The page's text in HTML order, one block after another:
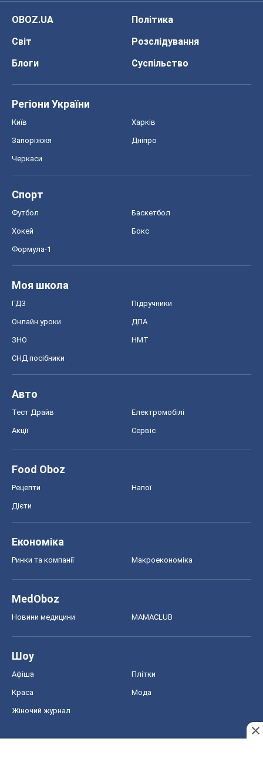
OBOZ.UA
Політика
Світ
Розслідування
Блоги
Суспільство
Регіони України
Київ Харків
Запоріжжя Дніпро
Черкаси
Спорт
Футбол Баскетбол
Хокей Бокс
Формула-1
Моя школа
ГДЗ Підручники
Онлайн уроки ДПА
ЗНО НМТ
СНД посібники
Авто
Тест Драйв Електромобілі
Акції Сервіс
Food Oboz
Рецепти Напої
Дієти
Економіка
Ринки та компанії Макроекономіка
MedOboz
Новини медицини MAMACLUB
Шоу
Афіша Плітки
Краса Мода
Жіночий журнал